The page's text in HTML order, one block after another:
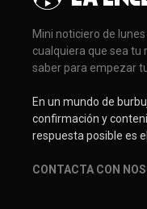
Mini noticiero de
cualquiera que sea
saber para empezar
En un mundo de
confirmación y
respuesta posible es
CONTACTA CON